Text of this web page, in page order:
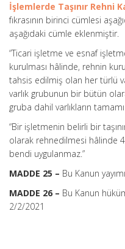
İşlemlerde Taşınır Rehni
fıkrasının birinci cümlesi
aşağıdaki cümle eklenmiştir.
“Ticari işletme ve esnaf
kurulması hâlinde, rehnin
tahsis edilmiş olan her türlü
varlık grubunun bir bütün
gruba dahil varlıkların
“Bir işletmenin belirli bir
olarak rehnedilmesi hâlinde 4
bendi uygulanmaz.”
MADDE 25 – Bu Kanun
MADDE 26 – Bu Kanun
2/2/2021